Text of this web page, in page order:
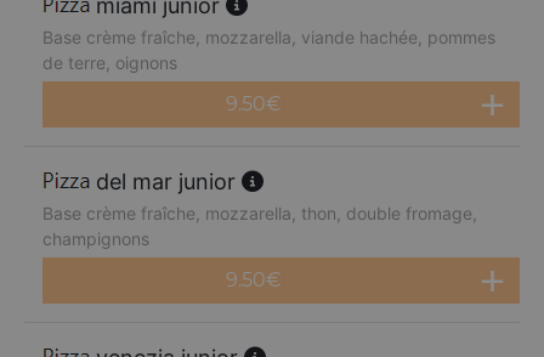
miami junior
Base crème fraîche, mozzarella, viande hachée, pommes
de terre, oignons
9.50€
del mar junior
Base crème fraîche, mozzarella, thon, double fromage,
champignons
9.50€